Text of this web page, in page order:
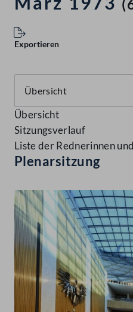
Exportieren
Übersicht
Sitzungsverlauf
Liste der Rednerinnen
Plenarsitzung